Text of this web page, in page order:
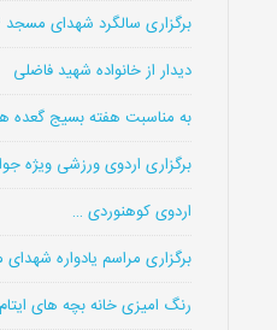
برگزاری سالگرد شهدای مسجد 14 معصوم
دیدار از خانواده شهید فاضلی
به مناسبت هفته بسیج گعده
برگزاری اردوی ورزشی ویژه
اردوی کوهنوردی …
برگزاری مراسم یادواره
رنگ امیزی خانه بچه های